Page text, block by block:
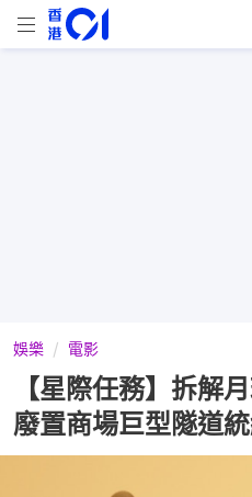
娛樂 電影
【星際任務】拆解
廢置商場巨型隧道